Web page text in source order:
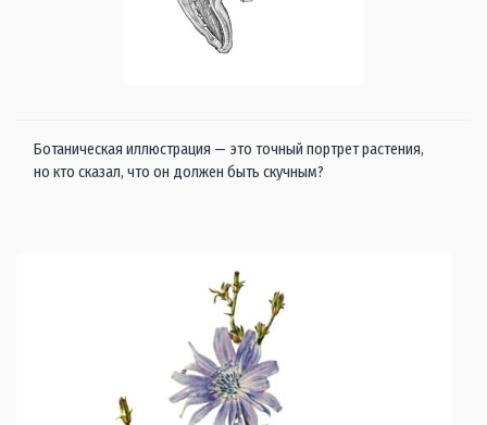
Ботаническая иллюстрация — это точный портрет растения,
но кто сказал, что он должен быть скучным?